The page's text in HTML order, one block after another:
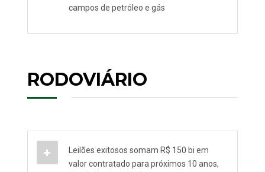
campos de petróleo e gás
RODOVIÁRIO
Leilões exitosos somam R$ 150 bi em
valor contratado para próximos 10 anos,